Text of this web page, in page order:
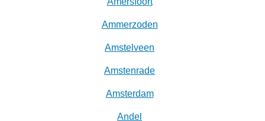
Ammerzoden
Amstelveen
Amstenrade
Amsterdam
Andel